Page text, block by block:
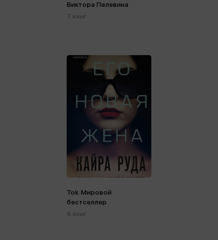
Виктора Пелевина
7 книг
Tok. Мировой
бестселлер
6 книг